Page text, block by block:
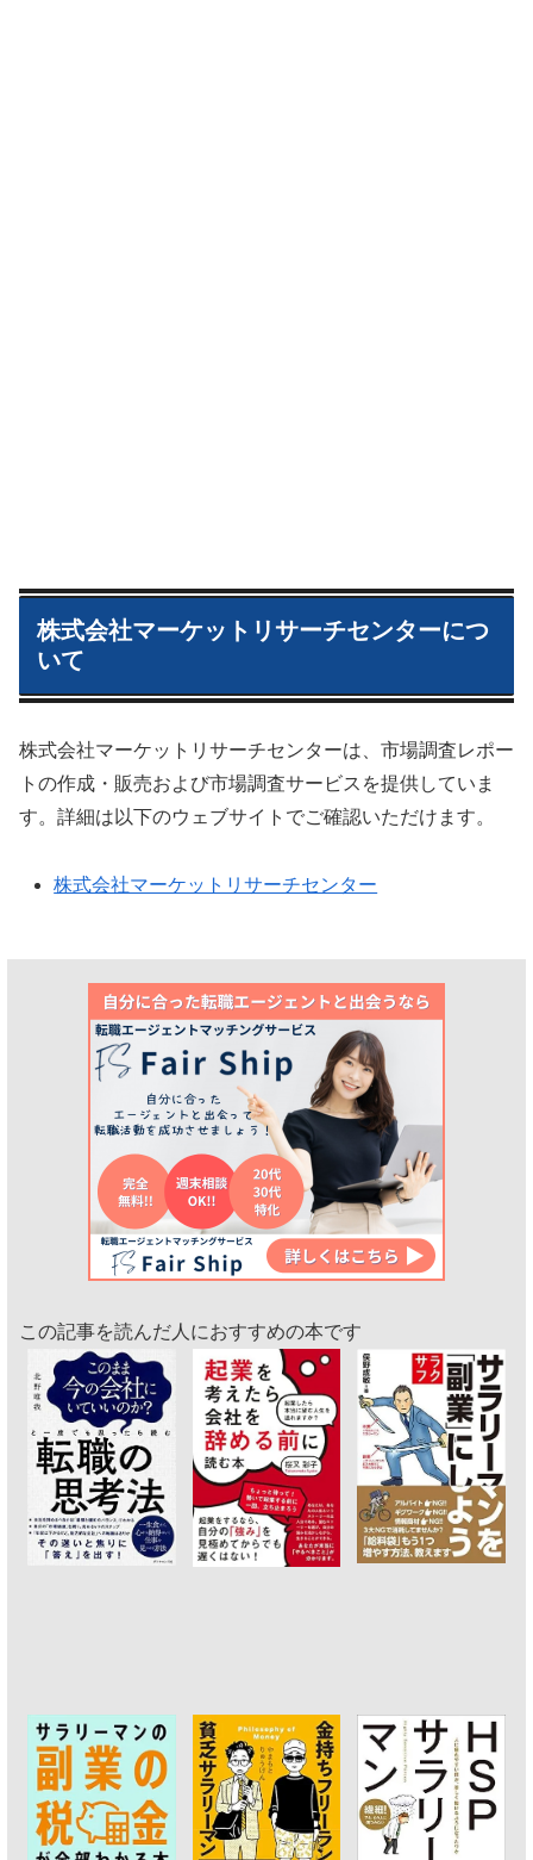
株式会社マーケットリサーチセンターにつ
いて
株式会社マーケットリサーチセンターは、市場調査レポー
トの作成・販売および市場調査サービスを提供していま
す。詳細は以下のウェブサイトでご確認いただけます。
株式会社マーケットリサーチセンター
この記事を読んだ人におすすめの本です